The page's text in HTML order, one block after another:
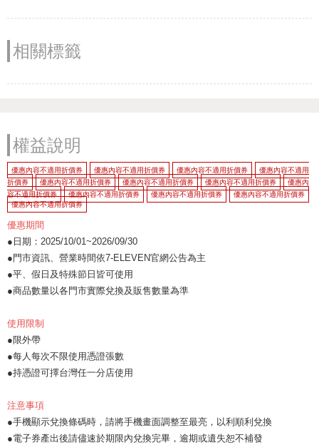
相關標籤
權益說明
優惠內容不適用折價券 優惠內容不適用折價券 優惠內容不適用折價券
優惠內容不適用
折價券
優惠內容不適用折價券 優惠內容不適用折價券 優惠內容不適用折價券
優惠內
容不適用折價券
優惠內容不適用折價券 優惠內容不適用折價券
優惠內容不適用折價券
優惠內容不適用折價券
優惠期間
●日期：2025/10/01~2026/09/30
●門市資訊、營業時間依7-ELEVEN官網公告為主
●平、假日及特殊節日皆可使用
●商品數量以各門市實際兌換及販售數量為準
使用限制
●限外帶
●每人每次不限使用憑證張數
●持憑證可擇台灣任一分店使用
注意事項
●手機顯示兌換條碼時，請將手機畫面調整至最亮，以利順利兌換
●電子券產出後請儘速於期限內兌換完畢，逾期或遺失恕不補發